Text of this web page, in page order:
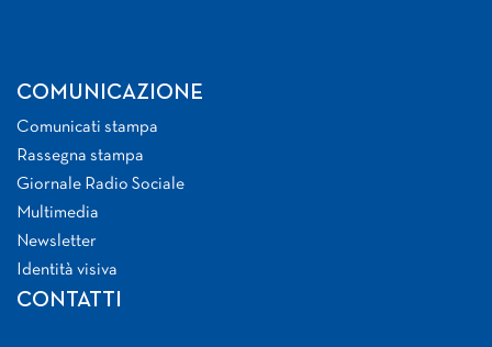
COMUNICAZIONE
Comunicati stampa
Rassegna stampa
Giornale Radio Sociale
Multimedia
Newsletter
Identità visiva
CONTATTI